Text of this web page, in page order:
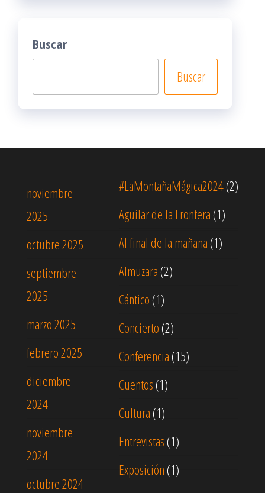
Buscar
Buscar
#LaMontañaMágica2024(2)
Aguilar de la Frontera (1)
Al final de la mañana (1)
Almuzara (2)
Cántico (1)
Concierto (2)
Conferencia (15)
Cuentos (1)
Cultura (1)
Entrevistas (1)
Exposición(1)
noviembre
2025
octubre 2025
septiembre
2025
marzo 2025
febrero 2025
diciembre
2024
noviembre
2024
octubre 2024